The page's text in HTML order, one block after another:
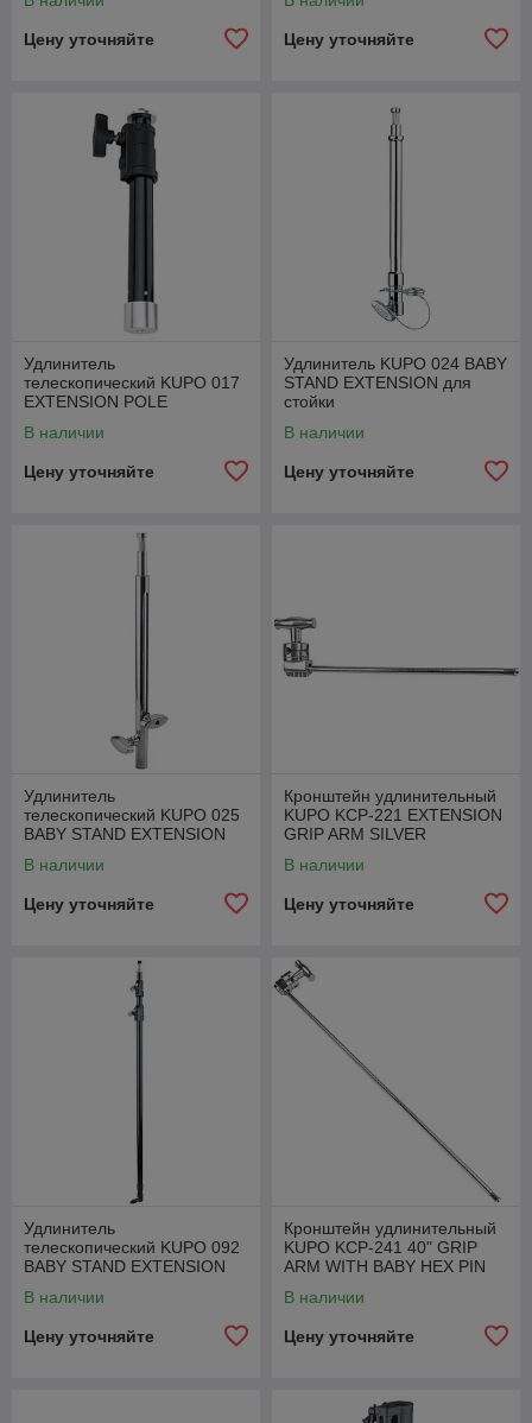
Цену уточняйте Цену уточняйте
Удлинитель
телескопический KUPO 017
EXTENSION POLE
В наличии
Цену уточняйте
Удлинитель KUPO 024 BABY
STAND EXTENSION для
стойки
В наличии
Цену уточняйте
Удлинитель
телескопический KUPO 025
BABY STAND EXTENSION
В наличии
Цену уточняйте
Кронштейн удлинительный
KUPO KCP-221 EXTENSION
GRIP ARM SILVER
В наличии
Цену уточняйте
Удлинитель
телескопический KUPO 092
BABY STAND EXTENSION
В наличии
Цену уточняйте
Кронштейн удлинительный
KUPO KCP-241 40" GRIP
ARM WITH BABY HEX PIN
В наличии
Цену уточняйте